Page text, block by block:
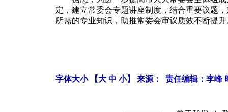
定，建立常委会专题讲座制度，结合重要议题
所需的专业知识，助推常委会审议质效不断提升
字体大小 【大 中 小】 来源： 责任编辑：李峰